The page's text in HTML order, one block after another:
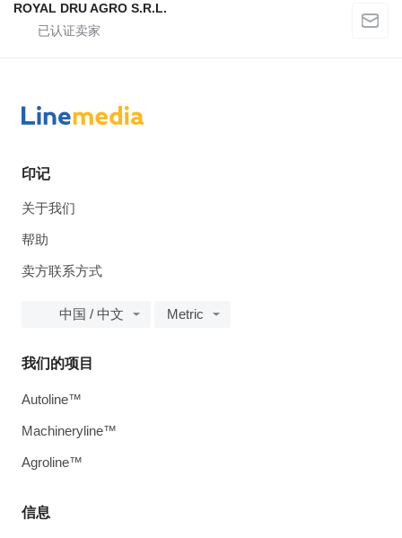
ROYAL DRU AGRO S.R.L.
印记
关于我们
帮助
卖方联系方式
中国 / 中文 Metric
信息
我们的项目
Autoline™
Machineryline™
Agroline™